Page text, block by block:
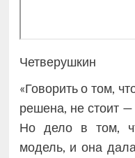
Четверушкин
«Говорить о том,
решена, не стоит
Но дело в том,
модель, и она